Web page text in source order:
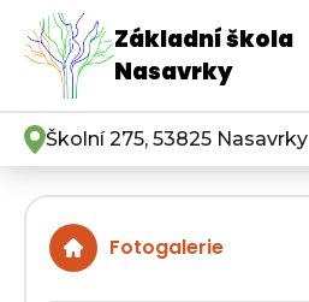
Základní škola
Nasavrky
Školní 275, 53825 Nasavrky
Fotogalerie